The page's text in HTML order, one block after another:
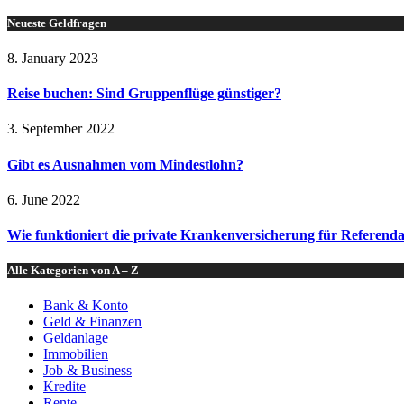
Neueste Geldfragen
8. January 2023
Reise buchen: Sind Gruppenflüge günstiger?
3. September 2022
Gibt es Ausnahmen vom Mindestlohn?
6. June 2022
Wie funktioniert die private Krankenversicherung für
Alle Kategorien von A – Z
Bank & Konto
Geld & Finanzen
Geldanlage
Immobilien
Job & Business
Kredite